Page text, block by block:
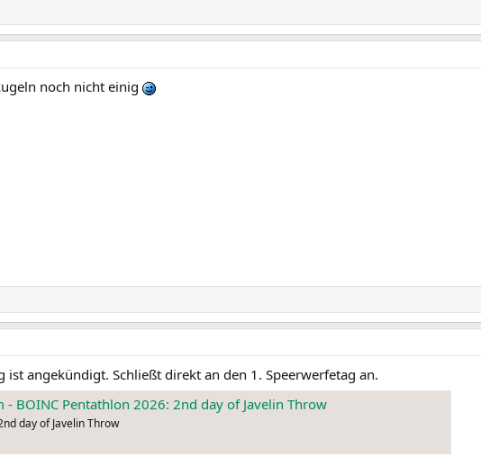
noch nicht einig
ist angekündigt. Schließt direkt an den 1. Speerwerfetag an.
- BOINC Pentathlon 2026: 2nd day of Javelin Throw
day of Javelin Throw